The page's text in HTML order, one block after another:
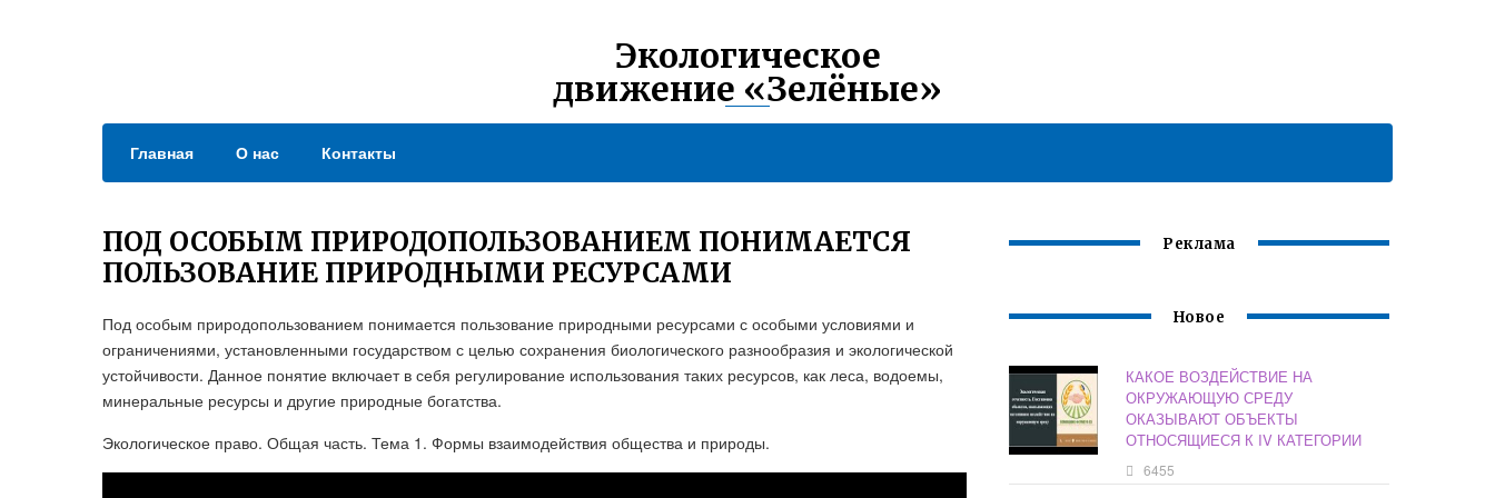
Экологическое
движение «Зелёные»
Главная О нас Контакты
ПОД ОСОБЫМ ПРИРОДОПОЛЬЗОВАНИЕМ ПОНИМАЕТСЯ
ПОЛЬЗОВАНИЕ ПРИРОДНЫМИ РЕСУРСАМИ
Под особым природопользованием понимается пользование природными ресурсами с особыми условиями и
ограничениями, установленными государством с целью сохранения биологического разнообразия и экологической
устойчивости. Данное понятие включает в себя регулирование использования таких ресурсов, как леса, водоемы,
минеральные ресурсы и другие природные богатства.
Экологическое право. Общая часть. Тема 1. Формы взаимодействия общества и природы.
Реклама
Новое
КАКОЕ ВОЗДЕЙСТВИЕ НА
ОКРУЖАЮЩУЮ СРЕДУ
ОКАЗЫВАЮТ ОБЪЕКТЫ
ОТНОСЯЩИЕСЯ К IV КАТЕГОРИИ
6455